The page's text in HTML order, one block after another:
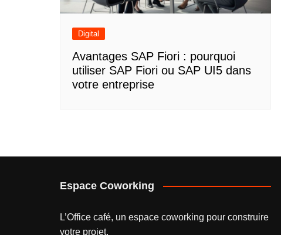
Digital
Avantages SAP Fiori : pourquoi
utiliser SAP Fiori ou SAP UI5 dans
votre entreprise
Espace Coworking
L’Office café, un espace coworking pour construire
votre projet.